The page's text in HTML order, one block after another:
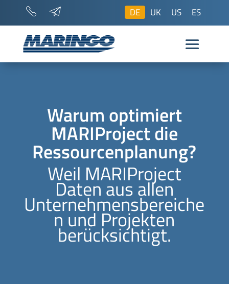
DE UK US ES
Warum optimiert
MARIProject die
Ressourcenplanung?
Weil MARIProject
Daten aus allen
Unternehmensbereiche
n und Projekten
berücksichtigt.